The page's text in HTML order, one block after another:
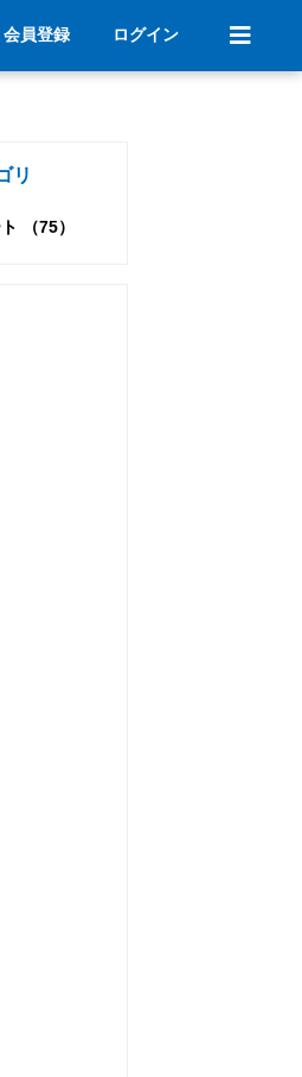
会員登録 ログイン
リ
（75）